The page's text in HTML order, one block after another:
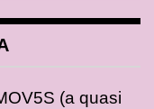
(a quasi